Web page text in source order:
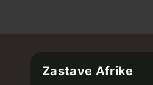
Zastave Afrike